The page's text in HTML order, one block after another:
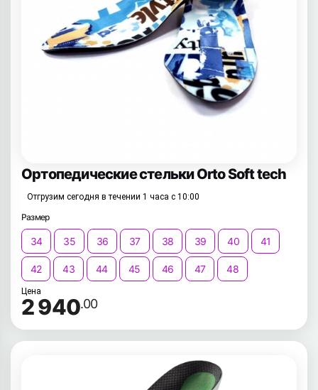
Ортопедические стельки Orto Soft tech
Отгрузим сегодня в течении 1 часа с 10:00
Размер
34 35 36 37 38 39 40 41
42 43 44 45 46 47 48
Цена
2 940.00